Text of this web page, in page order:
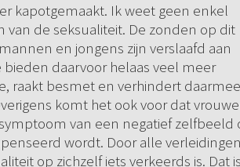
kapotgemaakt. Ik weet geen enkel
de seksualiteit. De zonden op dit
en jongens zijn verslaafd aan
daarvoor helaas veel meer
raakt besmet en verhindert daarmee
komt het ook voor dat
van een negatief zelfbeeld
wordt. Door alle verleidingen
op zichzelf iets verkeerds is. Dat is